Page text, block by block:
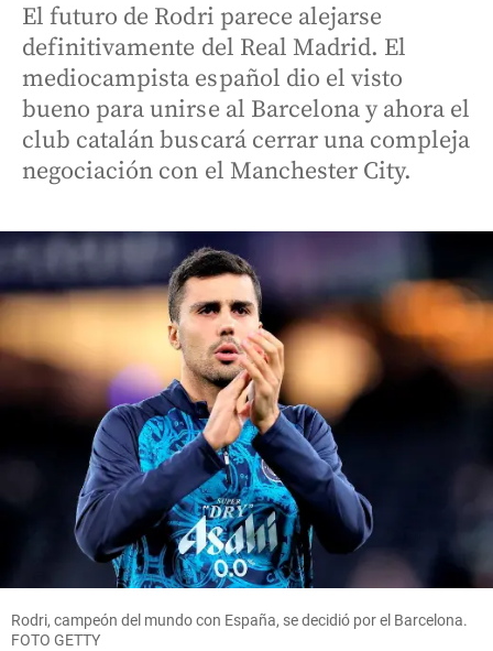
El futuro de Rodri parece alejarse
definitivamente del Real Madrid. El
mediocampista español dio el visto
bueno para unirse al Barcelona y ahora el
club catalán buscará cerrar una compleja
negociación con el Manchester City.
Rodri, campeón del mundo con España, se decidió por el Barcelona.
FOTO GETTY